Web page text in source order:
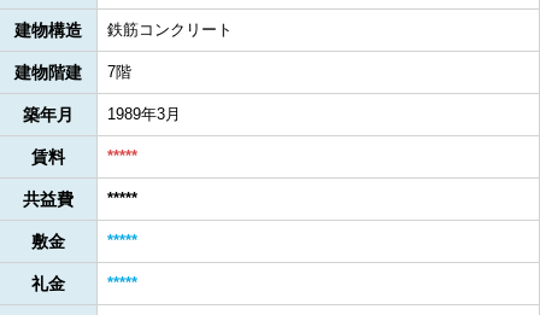
建物構造 鉄筋コンクリート
建物階建 7階
築年月 1989年3月
賃料 *****
共益費 *****
敷金 *****
礼金 *****